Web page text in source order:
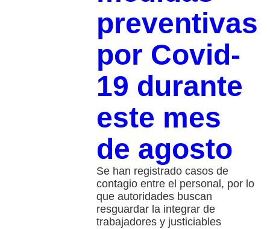
preventivas
por Covid-
19 durante
este mes
de agosto
Se han registrado casos de
contagio entre el personal, por lo
que autoridades buscan
resguardar la integrar de
trabajadores y justiciables